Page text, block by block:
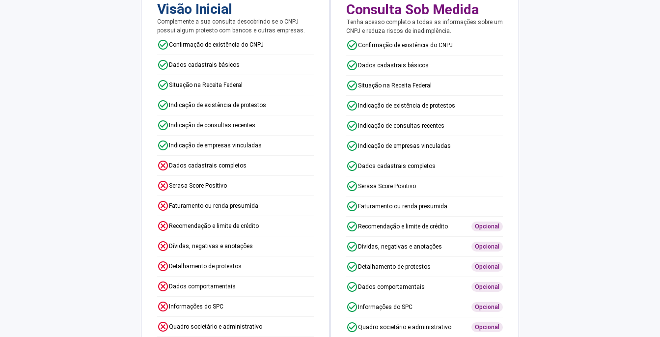
Visão Inicial
Complemente a sua consulta descobrindo se o CNPJ
possui algum protesto com bancos e outras empresas.
Confirmação de existência do CNPJ
Dados cadastrais básicos
Situação na Receita Federal
Indicação de existência de protestos
Indicação de consultas recentes
Indicação de empresas vinculadas
Dados cadastrais completos
Serasa Score Positivo
Faturamento ou renda presumida
Recomendação e limite de crédito
Dívidas, negativas e anotações
Detalhamento de protestos
Dados comportamentais
Informações do SPC
Quadro societário e administrativo
Consulta Sob Medida
Tenha acesso completo a todas as informações sobre um
CNPJ e reduza riscos de inadimplência.
Confirmação de existência do CNPJ
Dados cadastrais básicos
Situação na Receita Federal
Indicação de existência de protestos
Indicação de consultas recentes
Indicação de empresas vinculadas
Dados cadastrais completos
Serasa Score Positivo
Faturamento ou renda presumida
Recomendação e limite de crédito Opcional
Dívidas, negativas e anotações Opcional
Detalhamento de protestos Opcional
Dados comportamentais Opcional
Informações do SPC Opcional
Quadro societário e administrativo Opcional